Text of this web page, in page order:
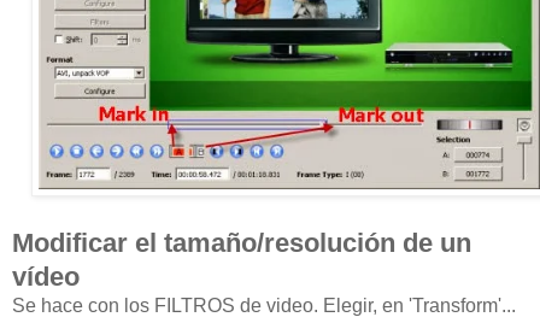
Modificar el tamaño/resolución de un
vídeo
Se hace con los FILTROS de video. Elegir, en 'Transform'...